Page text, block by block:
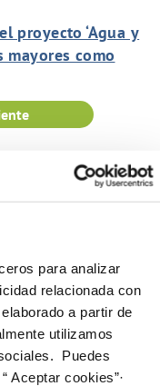
para analizar
relacionada con
a partir de
utilizamos
Puedes
Aceptar cookies”·
proyecto ‘Agua y
mayores como
39 de 102